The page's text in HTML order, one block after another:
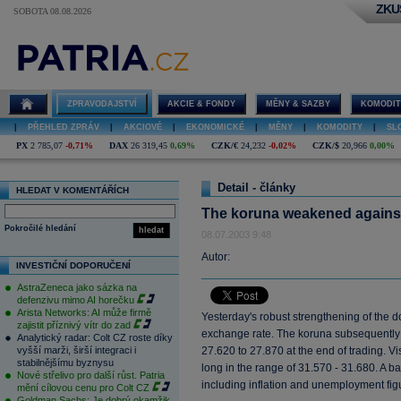
SOBOTA 08.08.2026
ZPRAVODAJSTVÍ AKCIE & FONDY MĚNY & SAZBY
PŘEHLED ZPRÁV AKCIOVÉ EKONOMICKÉ MĚNY KOMODITY
PX 2 785,07 -0,71% DAX 26 319,45 0,69% CZK/€ 24,232 -0,02% CZK/$ 20,966 0,00%
HLEDAT V KOMENTÁŘÍCH
hledat
Pokročilé hledání
INVESTIČNÍ DOPORUČENÍ
AstraZeneca jako sázka na
defenzivu mimo AI horečku
Arista Networks: AI může firmě
zajistit příznivý vítr do zad
Analytický radar: Colt CZ roste díky
vyšší marži, širší integraci i
stabilnějšímu byznysu
Nové střelivo pro další růst. Patria
mění cílovou cenu pro Colt CZ
Detail - články
The koruna weakened
08.07.2003 9:48
Autor:
Yesterday's robust strengthening of the
exchange rate. The koruna
27.620 to 27.870 at the end of trading.
long in the range of 31.570 - 31.680. A
including inflation and unemployment